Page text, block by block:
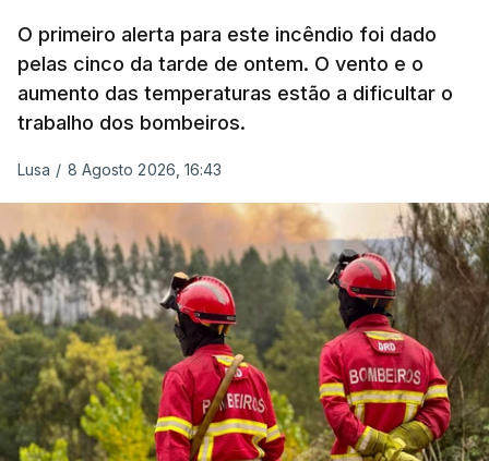
ERRO100
ESTE CONTEÚDO ESTÁ NESTE
MOMENTO INDISPONÍVEL
O Chega considerou "de uma enorme gravidade" a
decisão do Presidente da Repúblicade enviar para
o Tribunal Constitucional o decreto sobre retorno
de estrangeiros, sustentando tratar-se de "uma
O primeiro alerta para este incêndio foi dado
pelas cinco da tarde de ontem. O vento e o
aumento das temperaturas estão a dificultar o
trabalho dos bombeiros.
Lusa / 8 Agosto 2026, 16:43